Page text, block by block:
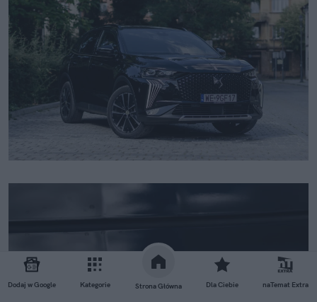
Dodaj w Google Kategorie Strona Główna Dla Ciebie naTemat Extra